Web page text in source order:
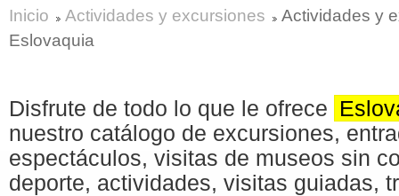
Inicio Actividades y excursiones
Actividades y
Eslovaquia
Disfrute de todo lo que le ofrece
nuestro catálogo de excursiones,
espectáculos, visitas de museos sin
deporte, actividades, visitas guiadas,